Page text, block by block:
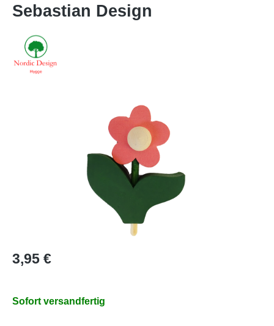
Sebastian Design
Bildergalerie überspringen
Regulärer Preis:
3,95 €
Sofort versandfertig